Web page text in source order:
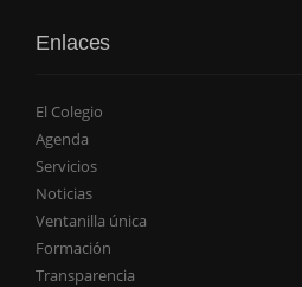
Enlaces
El Colegio
Agenda
Servicios
Noticias
Ventanilla única
Formación
Transparencia